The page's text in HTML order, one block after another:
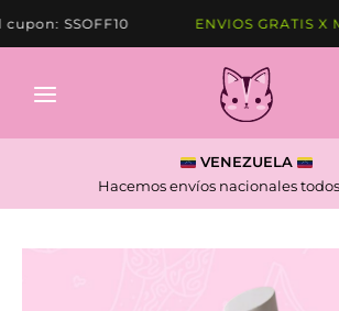
al
SSOFF10 ENVIOS GRATIS X
VENEZUELA
Hacemos envíos nacionales